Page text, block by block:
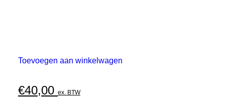
Toevoegen aan winkelwagen
€40,00 ex. BTW